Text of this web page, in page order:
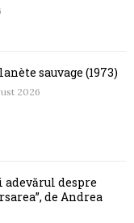
sauvage (1973)
2026
adevărul despre
de Andrea